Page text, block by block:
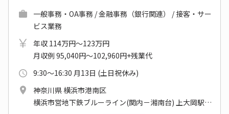
一般事務・OA事務 / 金融事務（銀行関連） / 接客・サー
ビス業務
年収 114万円～123万円
月収例 95,040円～102,960円+残業代
9:30～16:30 月13日 (土日祝休み)
神奈川県 横浜市港南区
横浜市営地下鉄ブルーライン(関内－湘南台) 上大岡駅 他